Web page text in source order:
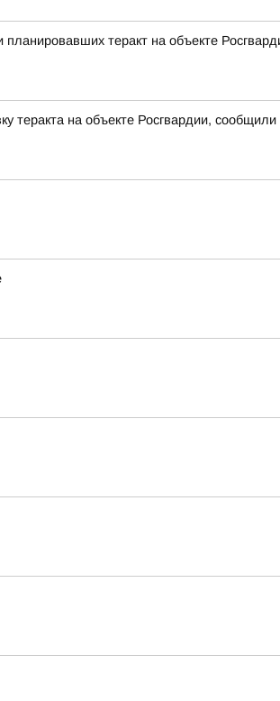
теракт на объекте
теракта на объекте Росгвардии,